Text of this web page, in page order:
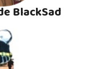
BlackSad